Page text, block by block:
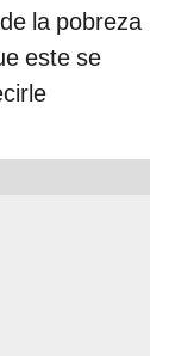
la pobreza
este se